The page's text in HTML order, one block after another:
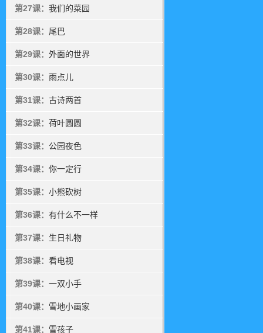
第27课： 我们的菜园
第28课： 尾巴
第29课： 外面的世界
第30课： 雨点儿
第31课： 古诗两首
第32课： 荷叶圆圆
第33课： 公园夜色
第34课： 你一定行
第35课： 小熊砍树
第36课： 有什么不一样
第37课： 生日礼物
第38课： 看电视
第39课： 一双小手
第40课： 雪地小画家
第41课： 雪孩子